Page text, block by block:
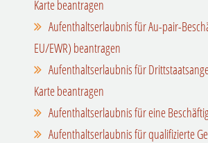
Karte beantragen
Aufenthaltserlaubnis für Au-pair-
EU/EWR) beantragen
Aufenthaltserlaubnis für
Karte beantragen
Aufenthaltserlaubnis für eine
Aufenthaltserlaubnis für qualifizierte